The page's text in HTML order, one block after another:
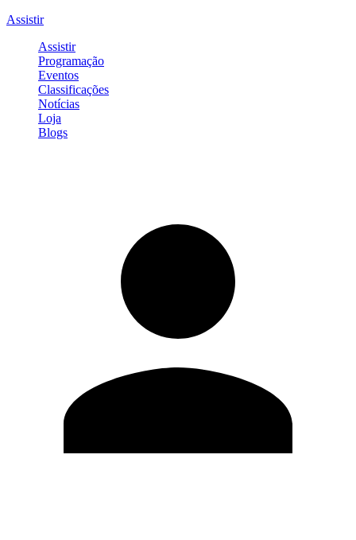
Assistir
Assistir
Programação
Eventos
Classificações
Notícias
Loja
Blogs